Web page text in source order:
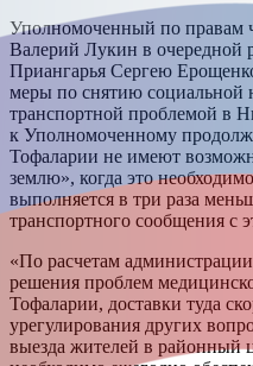
Уполномоченный по правам
Валерий Лукин в очередной
Приангарья Сергею
меры по снятию социальной
транспортной проблемой в
к Уполномоченному
Тофаларии не имеют
землю», когда это
выполняется в три раза
транспортного сообщения с
«По расчетам
решения проблем
Тофаларии, доставки туда
урегулирования других
выезда жителей в районный